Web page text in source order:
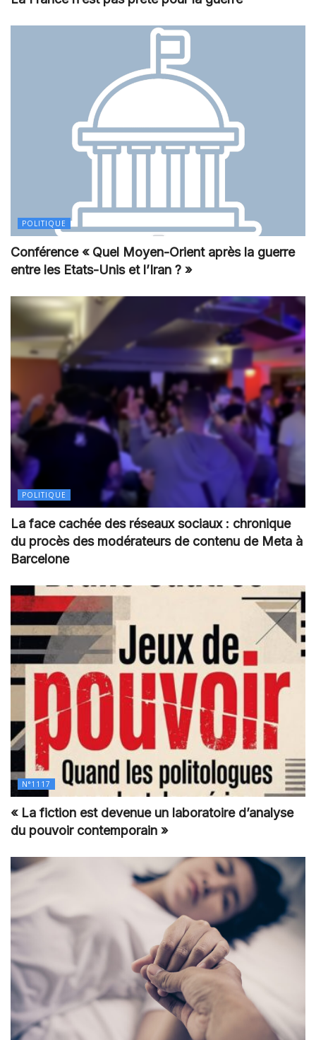
POLITIQUE
Conférence « Quel Moyen-Orient après la guerre
entre les Etats-Unis et l’Iran ? »
POLITIQUE
La face cachée des réseaux sociaux : chronique
du procès des modérateurs de contenu de Meta à
Barcelone
N°1117
« La fiction est devenue un laboratoire d’analyse
du pouvoir contemporain »